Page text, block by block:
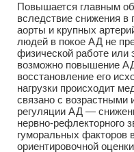
Повышается главным
вследствие снижения в
аорты и крупных
людей в покое АД не
физической работе
возможно повышение
восстановление его
нагрузки происходит
связано с возрастными
регуляции АД —
нервно-рефлекторного
гуморальных факторов
ориентировочной